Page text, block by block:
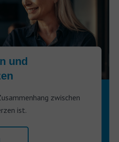
und
zwischen
ist.